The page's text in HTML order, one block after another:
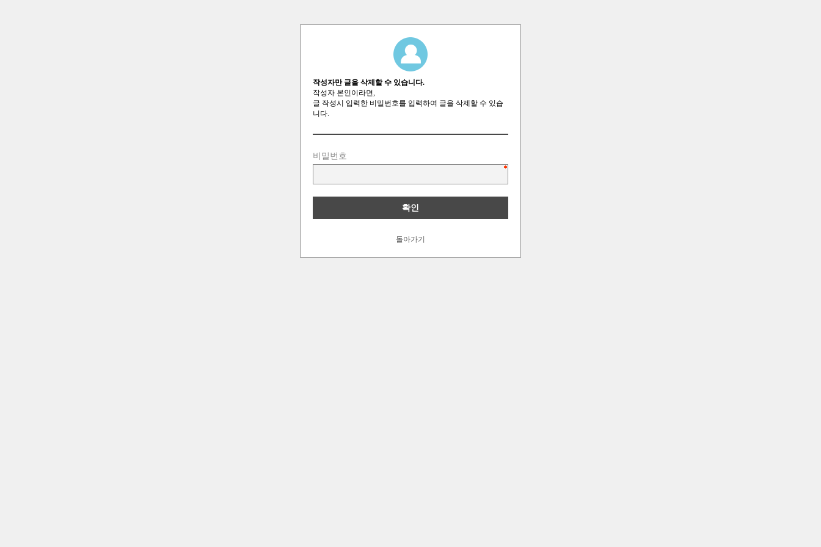
작성자만 글을 삭제할 수 있습니다.
작성자 본인이라면,
글 작성시 입력한 비밀번호를 입력하여 글을 삭제할 수 있습
니다.
비밀번호
돌아가기